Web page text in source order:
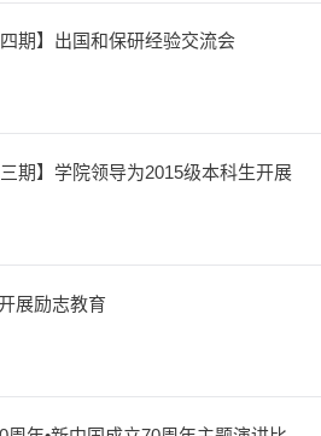
期】出国和保研经验交流会
期】学院领导为2015级本科生开展
展励志教育